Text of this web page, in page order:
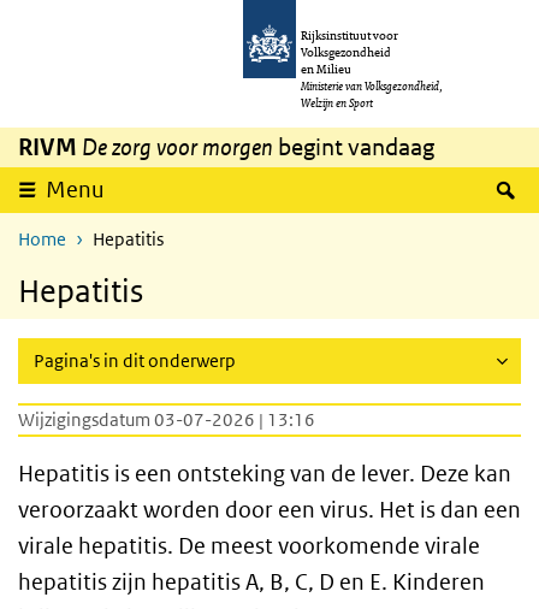
Overslaan en naar de inhoud gaan
Rijksinstituut voor
Volksgezondheid
en Milieu
Ministerie van Volksgezondheid,
Welzijn en Sport
RIVM De zorg voor morgen begint vandaag
Menu
Home Hepatitis
Hepatitis
Pagina's in dit onderwerp
Wijzigingsdatum 03-07-2026 | 13:16
Hepatitis is een ontsteking van de lever. Deze kan
veroorzaakt worden door een virus. Het is dan een
virale hepatitis. De meest voorkomende virale
hepatitis zijn hepatitis A, B, C, D en E. Kinderen